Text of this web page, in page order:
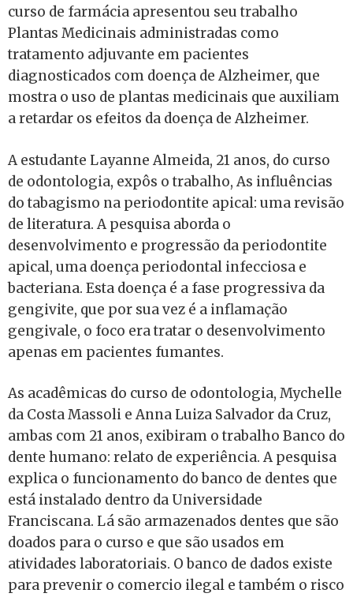
curso de farmácia apresentou seu trabalho
Plantas Medicinais administradas como
tratamento adjuvante em pacientes
diagnosticados com doença de Alzheimer, que
mostra o uso de plantas medicinais que auxiliam
a retardar os efeitos da doença de Alzheimer.
A estudante Layanne Almeida, 21 anos, do curso
de odontologia, expôs o trabalho, As influências
do tabagismo na periodontite apical: uma revisão
de literatura. A pesquisa aborda o
desenvolvimento e progressão da periodontite
apical, uma doença periodontal infecciosa e
bacteriana. Esta doença é a fase progressiva da
gengivite, que por sua vez é a inflamação
gengivale, o foco era tratar o desenvolvimento
apenas em pacientes fumantes.
As acadêmicas do curso de odontologia, Mychelle
da Costa Massoli e Anna Luiza Salvador da Cruz,
ambas com 21 anos, exibiram o trabalho Banco do
dente humano: relato de experiência. A pesquisa
explica o funcionamento do banco de dentes que
está instalado dentro da Universidade
Franciscana. Lá são armazenados dentes que são
doados para o curso e que são usados em
atividades laboratoriais. O banco de dados existe
para prevenir o comercio ilegal e também o risco